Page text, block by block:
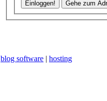
blog software | hosting